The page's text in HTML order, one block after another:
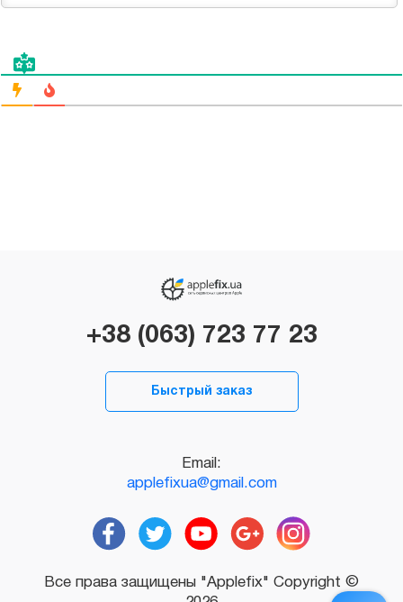
+38 (063) 723 77 23
Быстрый заказ
Email:
applefixua@gmail.com
Все права защищены "Applefix" Copyright ©